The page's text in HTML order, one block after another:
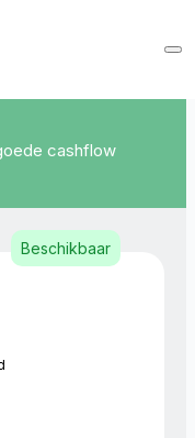
cashflow
Beschikbaar